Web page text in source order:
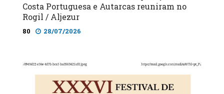
Costa Portuguesa e Autarcas reuniram no
Rogil / Aljezur
80 28/07/2026